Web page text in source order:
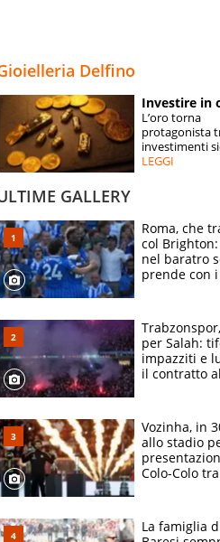
ESPERTI
CONTATTI
Delfino
Investire in
L’oro torna
protagonista
investimenti
LEGGI
GALLERY
Roma, che
col Brighton:
nel baratro
prende con
per Salah:
impazziti e
il contratto
Vozinha, in
allo stadio
Colo-Colo
La famiglia